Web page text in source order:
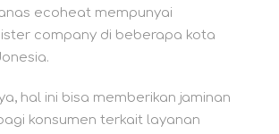
ecoheat mempunyai
company di beberapa kota
hal ini bisa memberikan jaminan
konsumen terkait layanan